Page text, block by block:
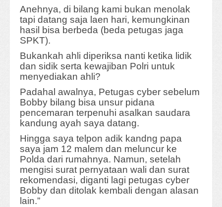
Anehnya, di bilang kami bukan menolak
tapi datang saja laen hari, kemungkinan
hasil bisa berbeda (beda petugas jaga
SPKT).
Bukankah ahli diperiksa nanti ketika lidik
dan sidik serta kewajiban Polri untuk
menyediakan ahli?
Padahal awalnya, Petugas cyber sebelum
Bobby bilang bisa unsur pidana
pencemaran terpenuhi asalkan saudara
kandung ayah saya datang.
Hingga saya telpon adik kandng papa
saya jam 12 malem dan meluncur ke
Polda dari rumahnya. Namun, setelah
mengisi surat pernyataan wali dan surat
rekomendasi, diganti lagi petugas cyber
Bobby dan ditolak kembali dengan alasan
lain.”